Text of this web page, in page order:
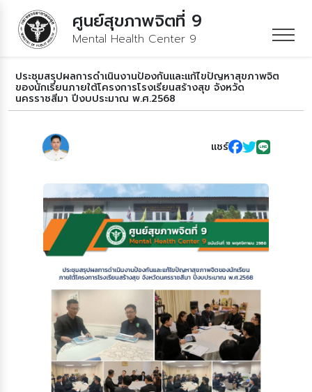
ศูนย์สุขภาพจิตที่ 9
Mental Health Center 9
ประชุมสรุปผลการดำเนินงานป้องกันและแก้ไขปัญหาสุขภาพจิต
ของนักเรียนภายใต้โครงการโรงเรียนสร้างสุข จังหวัด
นครราชสีมา ปีงบประมาณ พ.ศ.2568
แชร์